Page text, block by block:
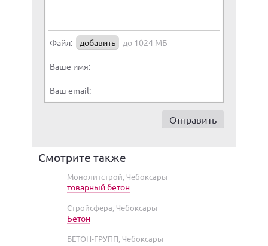
Файл: добавить до 1024 МБ
Ваше имя:
Ваш email:
Смотрите также
Монолитстрой, Чебоксары
товарный бетон
Стройсфера, Чебоксары
Бетон
БЕТОН-ГРУПП, Чебоксары